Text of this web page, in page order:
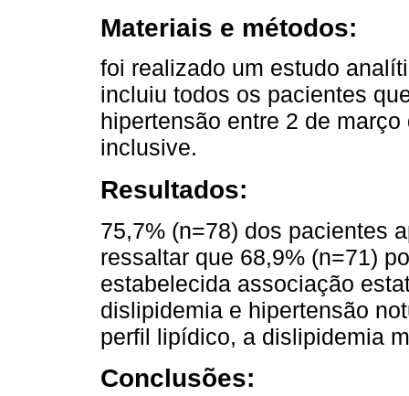
Materiais e métodos:
foi realizado um estudo
incluiu todos os pacientes
hipertensão entre 2 de
inclusive.
Resultados:
75,7% (n=78) dos pacientes
ressaltar que 68,9% (n=71)
estabelecida associação
dislipidemia e hipertensão
perfil lipídico, a dislipidemia
Conclusões: